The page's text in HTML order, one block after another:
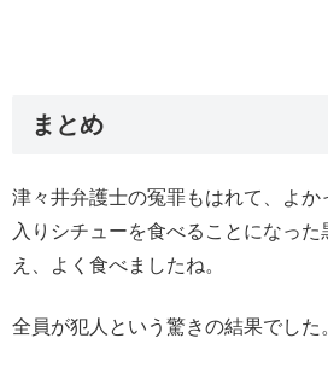
まとめ
津々井弁護士の冤罪もはれて、よ
入りシチューを食べることになっ
え、よく食べましたね。
全員が犯人という驚きの結果でした